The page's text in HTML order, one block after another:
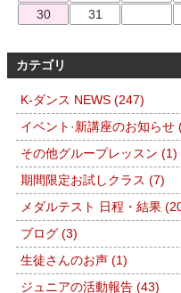
30
31
カテゴリ
K-ダンス NEWS (247)
イベント·新講座のお知らせ
その他グループレッスン (1)
期間限定お試しクラス (7)
メダルテスト 日程・結果
ブログ (3)
生徒さんのお声 (1)
ジュニアの活動報告 (43)